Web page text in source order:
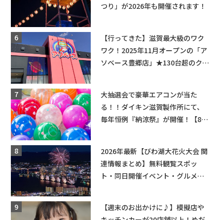
つり」が2026年も開催されます！
【行ってきた】滋賀最大級のワク
ワク！2025年11月オープンの「ア
ソベース豊郷店」★130台超のクレ
大抽選会で豪華エアコンが当た
る！！ダイキン滋賀製作所にて、
毎年恒例『納涼祭』が開催！【8月
2026年最新【びわ湖大花火大会 関
連情報まとめ】無料観覧スポッ
ト・同日開催イベント・グルメマ
【週末のお出かけに♪】模擬店や